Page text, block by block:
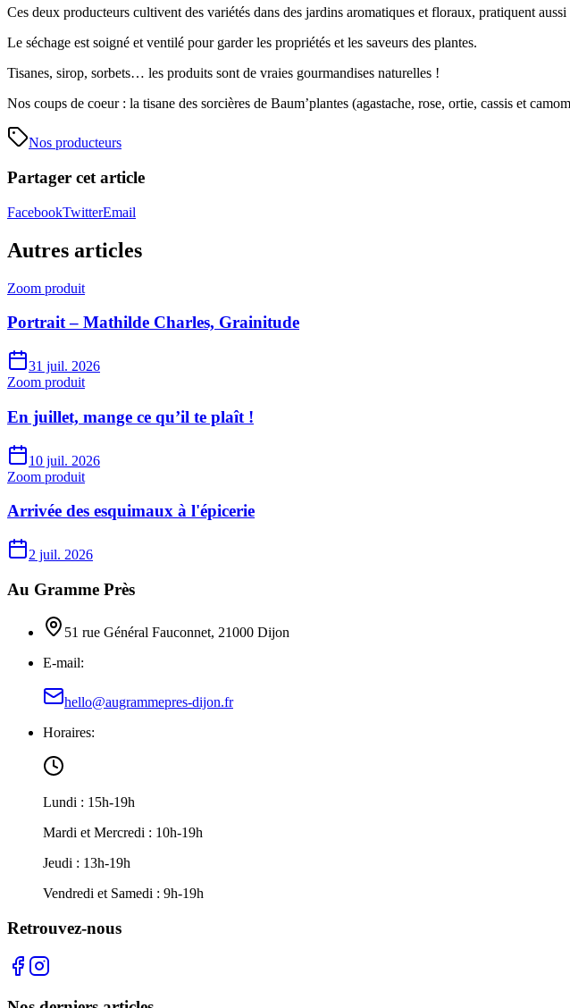
Ces deux producteurs cultivent des variétés dans des jardins aromatiques et floraux, pratiquent
Le séchage est soigné et ventilé pour garder les propriétés et les saveurs des plantes.
Tisanes, sirop, sorbets… les produits sont de vraies gourmandises naturelles !
Nos coups de coeur : la tisane des sorcières de Baum’plantes (agastache, rose, ortie, cassis et
Nos producteurs
Partager cet article
FacebookTwitterEmail
Autres articles
Zoom produit
Portrait – Mathilde Charles, Grainitude
31 juil. 2026
Zoom produit
En juillet, mange ce qu’il te plaît !
10 juil. 2026
Zoom produit
Arrivée des esquimaux à l'épicerie
2 juil. 2026
Au Gramme Près
51 rue Général Fauconnet, 21000 Dijon
E-mail:
hello@augrammepres-dijon.fr
Horaires:
Lundi : 15h-19h
Mardi et Mercredi : 10h-19h
Jeudi : 13h-19h
Vendredi et Samedi : 9h-19h
Retrouvez-nous